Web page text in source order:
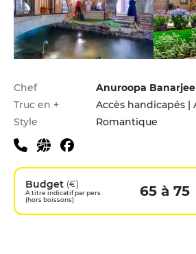
Infos pratiques
Chef
Anuroopa Banarjee
Truc en +
Style
Romantique
Budget (€)
A titre indicatif par pers.
(hors boissons)
65 à 75